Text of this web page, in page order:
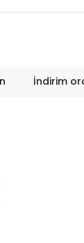
İndirim